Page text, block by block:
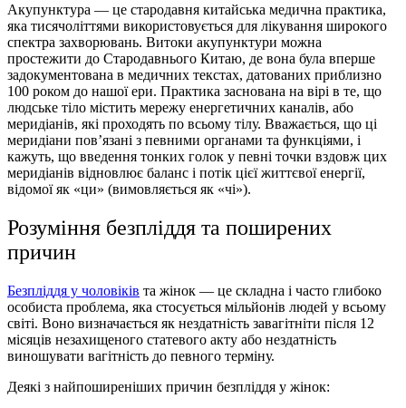
Акупунктура — це стародавня китайська медична практика,
яка тисячоліттями використовується для лікування широкого
спектра захворювань. Витоки акупунктури можна
простежити до Стародавнього Китаю, де вона була вперше
задокументована в медичних текстах, датованих приблизно
100 роком до нашої ери. Практика заснована на вірі в те, що
людське тіло містить мережу енергетичних каналів, або
меридіанів, які проходять по всьому тілу. Вважається, що ці
меридіани пов’язані з певними органами та функціями, і
кажуть, що введення тонких голок у певні точки вздовж цих
меридіанів відновлює баланс і потік цієї життєвої енергії,
відомої як «ци» (вимовляється як «чі»).
Розуміння безпліддя та поширених
причин
Безпліддя у чоловіків та жінок — це складна і часто глибоко
особиста проблема, яка стосується мільйонів людей у всьому
світі. Воно визначається як нездатність завагітніти після 12
місяців незахищеного статевого акту або нездатність
виношувати вагітність до певного терміну.
Деякі з найпоширеніших причин безпліддя у жінок: